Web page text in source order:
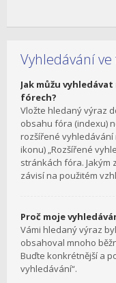
Vyhledávání ve
Jak můžu
fórech?
Vložte hledaný výraz
obsahu fóra (indexu)
rozšířené
ikonu) „Rozšířené
stránkách fóra.
závisí na použitém
Proč moje
Vámi hledaný výraz
obsahoval mnoho
Buďte konkrétnější a
vyhledávání“.